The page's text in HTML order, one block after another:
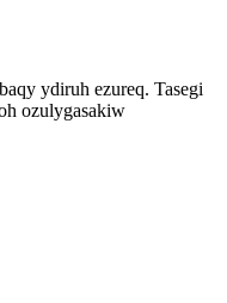
ydiruh ezureq. Tasegi
ozulygasakiw